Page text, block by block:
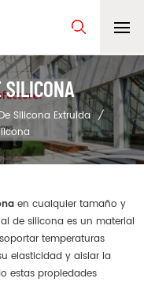
Silicona Extruida /
en cualquier tamaño y
de silicona es un material
temperaturas
elasticidad y aislar la
estas propiedades